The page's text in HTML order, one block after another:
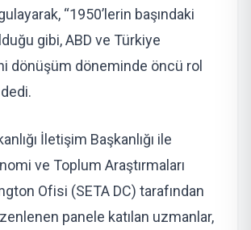
“1950’lerin başındaki
gibi, ABD ve Türkiye
dönüşüm döneminde öncü rol
İletişim Başkanlığı ile
ve Toplum Araştırmaları
Ofisi (SETA DC) tarafından
panele katılan uzmanlar,